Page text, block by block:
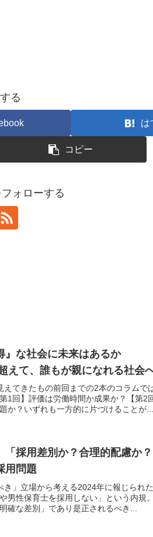
る
は
コピー
ォローする
』な社会に未来はあるか
えて、誰もが親になれる社会
てきたもの前回までの2本のコラムで
1回】評価は労働時間か成果か？【第2
か？いずれも一方的に片づけることが...
「採用差別か？合理的配慮
用問題
」立場から考える2024年に報じられ
男性保育士を採用しない」という内規
確な差別」であり是正されるべき...